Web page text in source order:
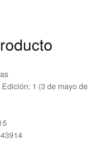
1 (3 de mayo de